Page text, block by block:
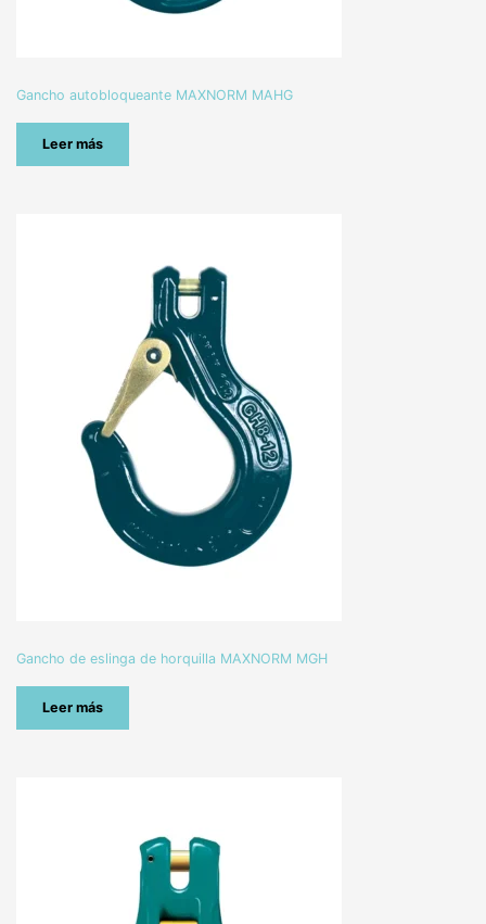
Gancho autobloqueante MAXNORM MAHG
Leer más
Gancho de eslinga de horquilla MAXNORM MGH
Leer más